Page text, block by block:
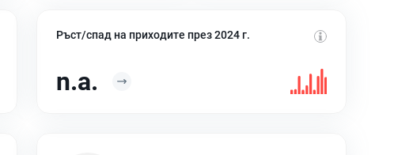
Ръст/спад на приходите през 2024 г.
n.a.